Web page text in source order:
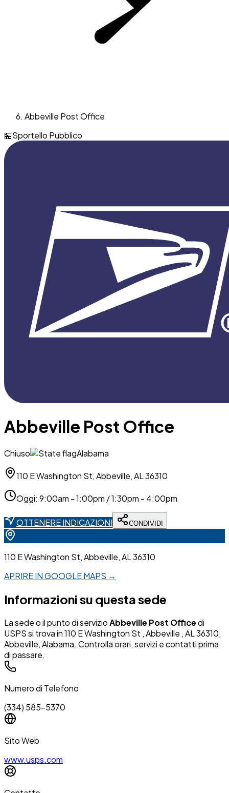
Abbeville Post Office
🏪Sportello Pubblico
Abbeville Post Office
Chiuso Alabama
110 E Washington St, Abbeville, AL 36310
Oggi: 9:00am - 1:00pm / 1:30pm - 4:00pm
OTTENERE INDICAZIONI CONDIVIDI
110 E Washington St, Abbeville, AL 36310
APRIRE IN GOOGLE MAPS →
Informazioni su questa sede
La sede o il punto di servizioAbbeville Post Officedi
USPS si trova in 110 E Washington St , Abbeville , AL 36310,
Abbeville, Alabama. Controlla orari, servizi e contatti prima
di passare.
Numero di Telefono
(334) 585-5370
Sito Web
www.usps.com